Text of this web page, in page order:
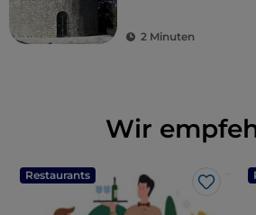
2 Minuten
Wir
Restaurants
Like